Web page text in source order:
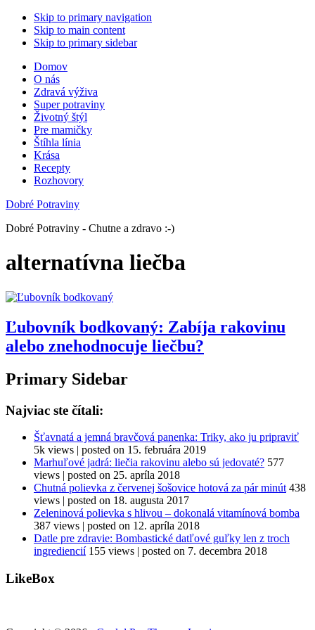
Skip to primary navigation
Skip to main content
Skip to primary sidebar
Domov
O nás
Zdravá výživa
Super potraviny
Životný štýl
Pre mamičky
Štíhla línia
Krása
Recepty
Rozhovory
Dobré Potraviny
Dobré Potraviny - Chutne a zdravo :-)
alternatívna liečba
Ľubovník bodkovaný: Zabíja rakovinu
alebo znehodnocuje liečbu?
Primary Sidebar
Najviac ste čítali:
Šťavnatá a jemná bravčová panenka: Triky, ako ju pripraviť
5k views | posted on 15. februára 2019
Marhuľové jadrá: liečia rakovinu alebo sú jedovaté? 577
views | posted on 25. apríla 2018
Chutná polievka z červenej šošovice hotová za pár minút 438
views | posted on 18. augusta 2017
Zeleninová polievka s hlivou – dokonalá vitamínová bomba
387 views | posted on 12. apríla 2018
Datle pre zdravie: Bombastické datľové guľky len z troch
ingrediencií 155 views | posted on 7. decembra 2018
LikeBox